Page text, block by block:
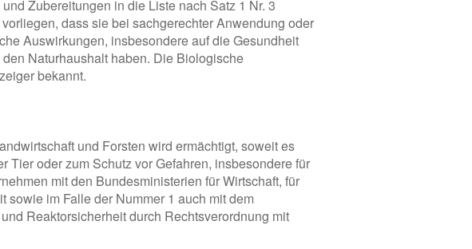
Zubereitungen in die Liste nach Satz 1 Nr. 3
dass sie bei sachgerechter Anwendung oder
Auswirkungen, insbesondere auf die Gesundheit
Naturhaushalt haben. Die Biologische
bekannt.
und Forsten wird ermächtigt, soweit es
Tier oder zum Schutz vor Gefahren, insbesondere für
mit den Bundesministerien für Wirtschaft, für
im Falle der Nummer 1 auch mit dem
Reaktorsicherheit durch Rechtsverordnung mit